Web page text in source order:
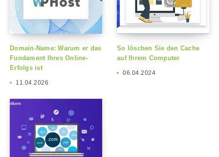
Domain-Name: Warum er das
Fundament Ihres Online-
Erfolgs ist
11.04.2026
So löschen Sie den Cache
auf Ihrem Computer
06.04.2024